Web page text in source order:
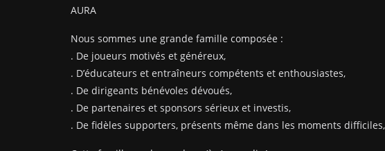
AURA
Nous sommes une grande famille composée :
. De joueurs motivés et généreux,
. D’éducateurs et entraîneurs compétents et enthousiastes,
. De dirigeants bénévoles dévoués,
. De partenaires et sponsors sérieux et investis,
. De fidèles supporters, présents même dans les moments difficiles,